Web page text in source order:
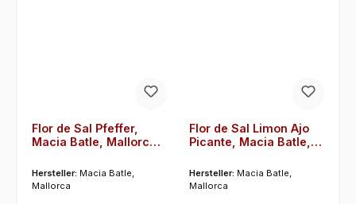
Flor de Sal Pfeffer,
Macia Batle, Mallorca
Hersteller: Macia Batle,
Mallorca
Flor de Sal Limon Ajo
Picante, Macia Batle,
Hersteller: Macia Batle,
Mallorca